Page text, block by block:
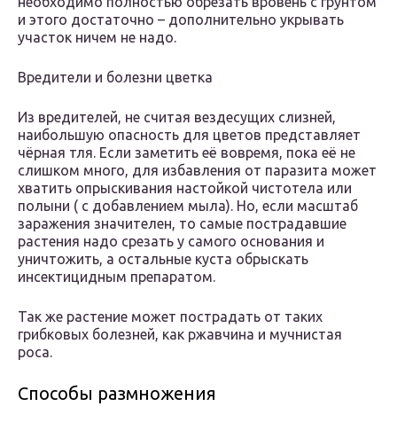
и этого достаточно – дополнительно укрывать
участок ничем не надо.
Вредители и болезни цветка
Из вредителей, не считая вездесущих слизней,
наибольшую опасность для цветов представляет
чёрная тля. Если заметить её вовремя, пока её не
слишком много, для избавления от паразита может
хватить опрыскивания настойкой чистотела или
полыни ( с добавлением мыла). Но, если масштаб
заражения значителен, то самые пострадавшие
растения надо срезать у самого основания и
уничтожить, а остальные куста обрыскать
инсектицидным препаратом.
Так же растение может пострадать от таких
грибковых болезней, как ржавчина и мучнистая
роса.
Способы размножения